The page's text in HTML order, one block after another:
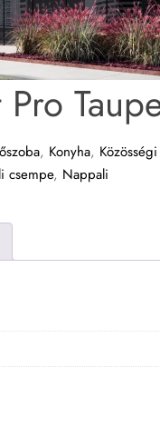
, Konyha,
csempe, Nappali